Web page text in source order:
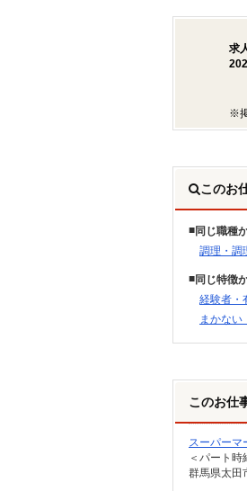
求
※
このお
同じ職種
調理・調
同じ特徴
経験者・
まかない
このお仕
スーパーマ
群馬県太田